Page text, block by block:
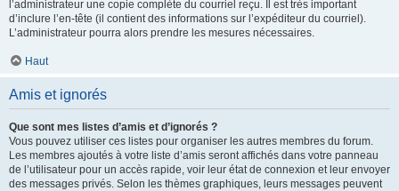
l’administrateur une copie complète du courriel reçu. Il est très important
d’inclure l’en-tête (il contient des informations sur l’expéditeur du courriel).
L’administrateur pourra alors prendre les mesures nécessaires.
Haut
Amis et ignorés
Que sont mes listes d’amis et d’ignorés ?
Vous pouvez utiliser ces listes pour organiser les autres membres du forum.
Les membres ajoutés à votre liste d’amis seront affichés dans votre panneau
de l’utilisateur pour un accès rapide, voir leur état de connexion et leur envoyer
des messages privés. Selon les thèmes graphiques, leurs messages peuvent